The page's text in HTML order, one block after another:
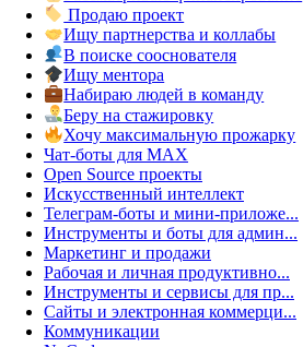
Продаю проект
Ищу партнерства и коллабы
В поиске сооснователя
Ищу ментора
Набираю людей в команду
Беру на стажировку
Хочу максимальную прожарку
Чат-боты для MAX
Open Source проекты
Искусственный интеллект
Телеграм-боты и мини-приложе...
Инструменты и боты для админ...
Маркетинг и продажи
Рабочая и личная продуктивно...
Инструменты и сервисы для пр...
Сайты и электронная коммерци...
Коммуникации